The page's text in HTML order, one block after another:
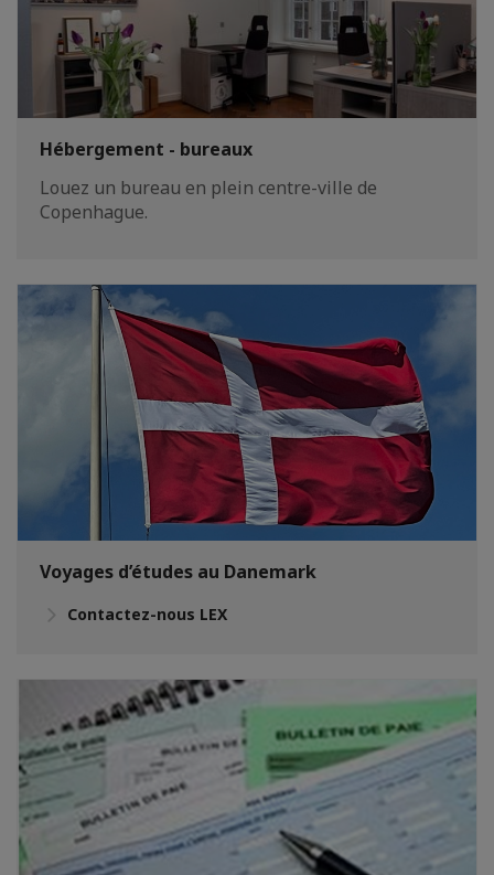
Hébergement - bureaux
Louez un bureau en plein centre-ville de
Copenhague.
Voyages d’études au Danemark
Contactez-nous LEX